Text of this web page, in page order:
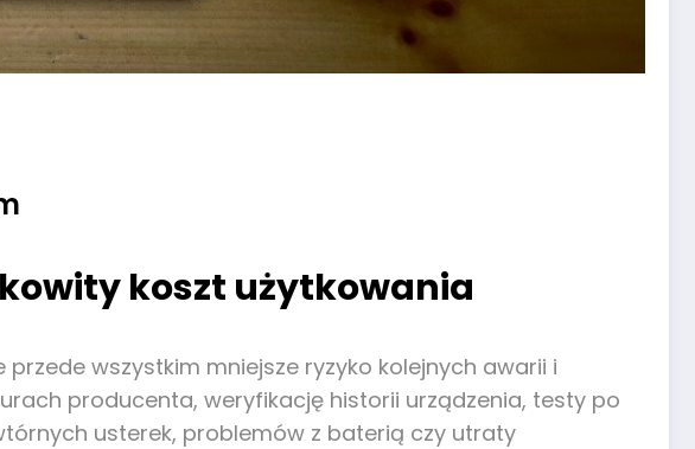
koszt użytkowania
wszystkim mniejsze ryzyko kolejnych awarii i
producenta, weryfikację historii urządzenia, testy po
usterek, problemów z baterią czy utraty